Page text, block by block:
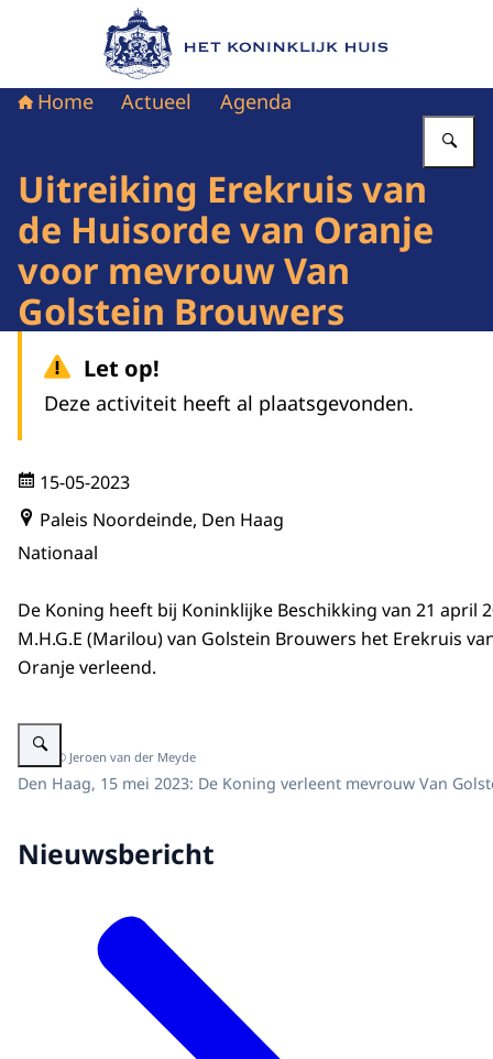
Naar de homepage van Het Koninklijk Huis
Home Actueel Agenda
Uitreiking Erekruis van
de Huisorde van Oranje
voor mevrouw Van
Golstein Brouwers
Let op!
Deze activiteit heeft al plaatsgevonden.
15-05-2023
Paleis Noordeinde, Den Haag
Nationaal
De Koning heeft bij Koninklijke Beschikking van 21 april
M.H.G.E (Marilou) van Golstein Brouwers het Erekruis
Oranje verleend.
Vergroot afbeelding Koning Willem-Alexander onderscheidt mevrouw Van
Beeld: © Jeroen van der Meyde
Den Haag, 15 mei 2023: De Koning verleent mevrouw Van
Nieuwsbericht